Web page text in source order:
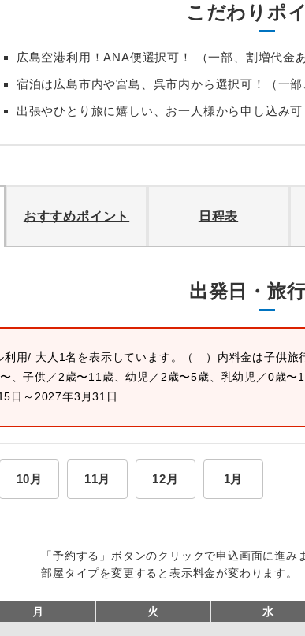
こだわりポ
広島空港利用！ANA便選択可！ （一部、割増代金あ
宿泊は広島市内や宮島、呉市内から選択可！（一部
出張やひとり旅に嬉しい、お一人様から申し込み
おすすめポイント 日程表
出発日・旅
利用/ 大人1名を表示しています。
（ ）内料金は子供旅
、子供／2歳〜11歳、幼児／2歳〜5歳、乳幼児／0歳〜
日～2027年3月31日
10月 11月 12月 1月
「予約する」ボタンのクリックで申込画面に進み
部屋タイプを変更すると表示料金が変わります。
月 火 水